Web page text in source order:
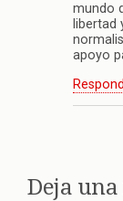
mundo
libertad
apoyo
Deja